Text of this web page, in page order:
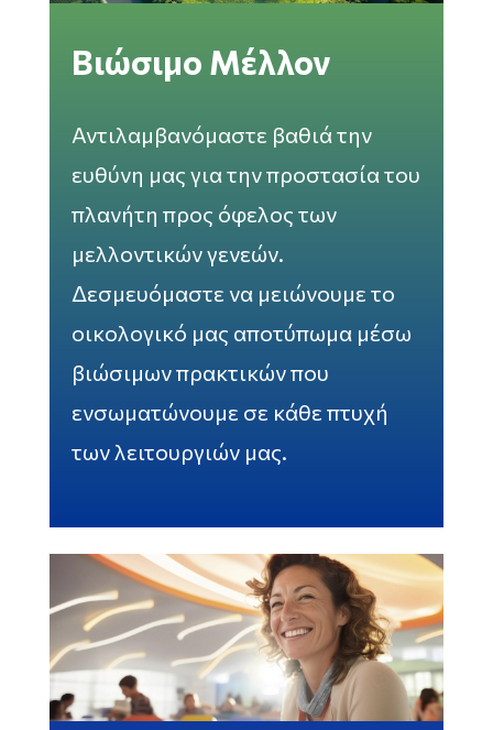
Βιώσιμο Μέλλον
Αντιλαμβανόμαστε βαθιά την
ευθύνη μας για την προστασία του
πλανήτη προς όφελος των
μελλοντικών γενεών.
Δεσμευόμαστε να μειώνουμε το
οικολογικό μας αποτύπωμα μέσω
βιώσιμων πρακτικών που
ενσωματώνουμε σε κάθε πτυχή
των λειτουργιών μας.